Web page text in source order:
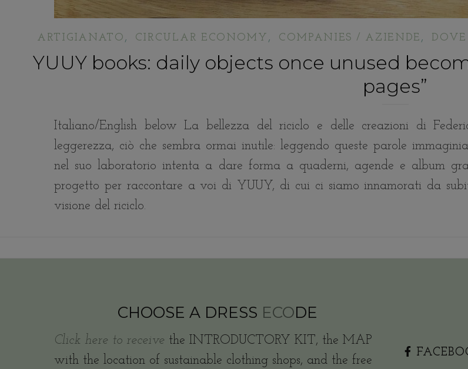
ARTIGIANATO , CIRCULAR ECONOMY , COMPANIES / AZIENDE ,
YUUY books: daily objects once unused
pages”
Italiano/English below La bellezza del riciclo e delle creazioni di
leggerezza, ciò che sembra ormai inutile: leggendo queste parole
nel suo laboratorio intenta a dare forma a quaderni, agende e album
progetto per raccontare a voi di YUUY, di cui ci siamo innamorati da
visione del riciclo.
CHOOSE A DRESS ECODE
Click here to receive the INTRODUCTORY KIT, the MAP
with the location of sustainable clothing shops, and the free